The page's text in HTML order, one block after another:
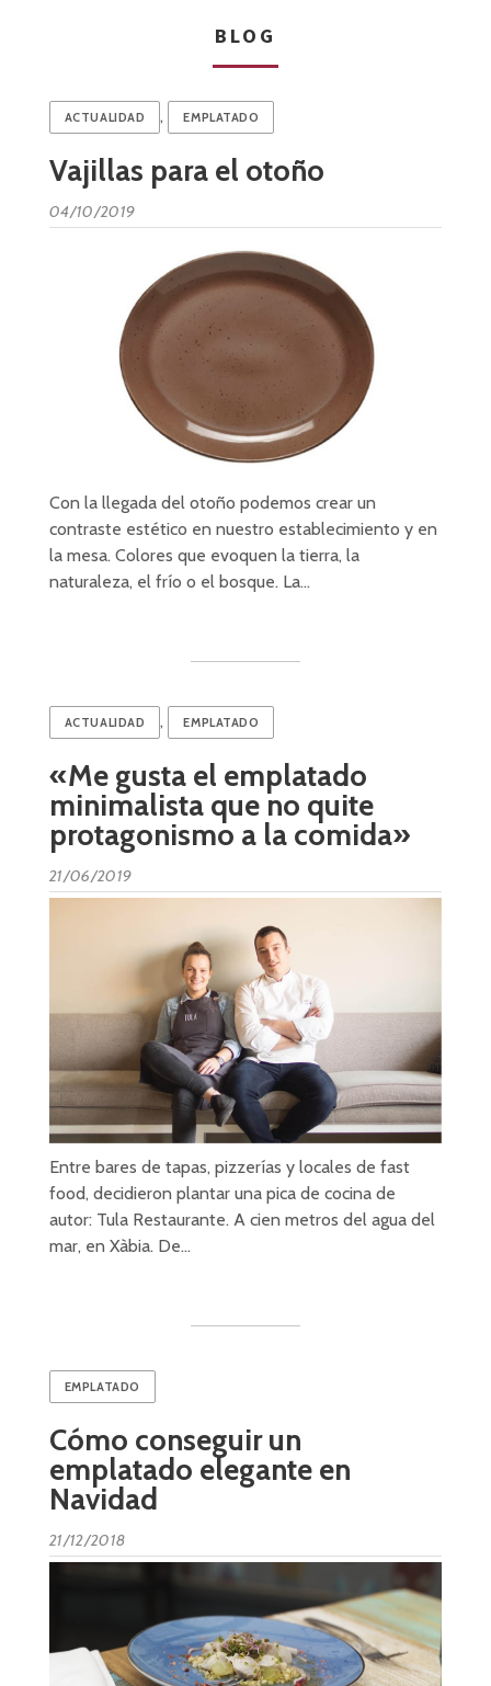
BLOG
ACTUALIDAD , EMPLATADO
Vajillas para el otoño
04/10/2019
Con la llegada del otoño podemos crear un
contraste estético en nuestro establecimiento y en
la mesa. Colores que evoquen la tierra, la
naturaleza, el frío o el bosque. La…
ACTUALIDAD , EMPLATADO
«Me gusta el emplatado
minimalista que no quite
protagonismo a la comida»
21/06/2019
Entre bares de tapas, pizzerías y locales de fast
food, decidieron plantar una pica de cocina de
autor: Tula Restaurante. A cien metros del agua del
mar, en Xàbia. De…
EMPLATADO
Cómo conseguir un
emplatado elegante en
Navidad
21/12/2018